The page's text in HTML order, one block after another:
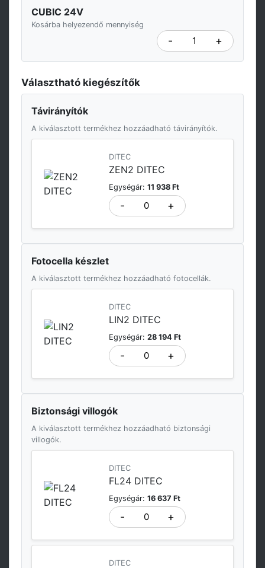
CUBIC 24V
Kosárba helyezendő mennyiség
- +
Választható kiegészítők
Távirányítók
A kiválasztott termékhez hozzáadható távirányítók.
DITEC
ZEN2 DITEC
Egységár: 11 938 Ft
- +
Fotocella készlet
A kiválasztott termékhez hozzáadható fotocellák.
DITEC
LIN2 DITEC
Egységár: 28 194 Ft
- +
Biztonsági villogók
A kiválasztott termékhez hozzáadható biztonsági
villogók.
DITEC
FL24 DITEC
Egységár: 16 637 Ft
- +
DITEC